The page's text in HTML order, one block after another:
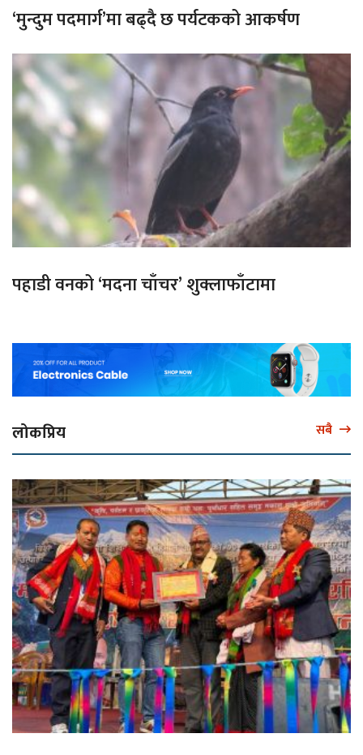
‘मुन्दुम पदमार्ग’मा बढ्दै छ पर्यटकको आकर्षण
पहाडी वनको ‘मदना चाँचर’ शुक्लाफाँटामा
लोकप्रिय सबै